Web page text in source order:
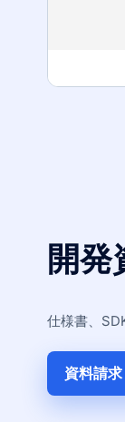
開
仕様書、
資料請